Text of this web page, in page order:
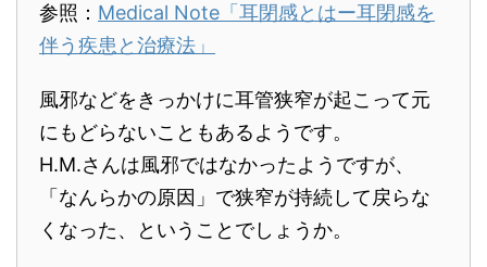
参照： Medical Note「耳閉感とはー耳閉感を
伴う疾患と治療法」
風邪などをきっかけに耳管狭窄が起こって元
にもどらないこともあるようです。
H.M.さんは風邪ではなかったようですが、
「なんらかの原因」で狭窄が持続して戻らな
くなった、ということでしょうか。